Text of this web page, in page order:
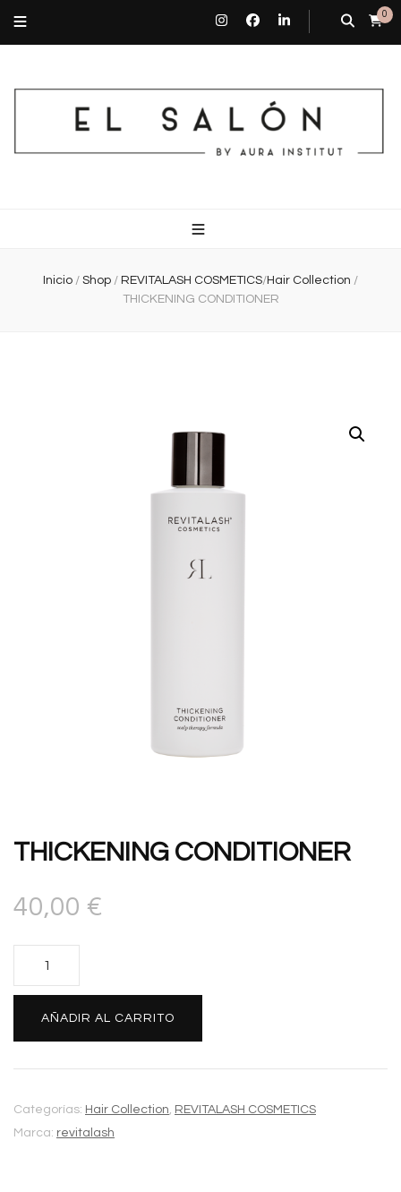
0
Inicio / Shop / REVITALASH COSMETICS/Hair Collection /
THICKENING CONDITIONER
THICKENING CONDITIONER
40,00 €
AÑADIR AL CARRITO
Categorías: Hair Collection, REVITALASH COSMETICS
Marca: revitalash